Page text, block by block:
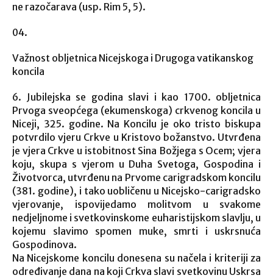
ne razočarava (usp. Rim 5, 5).
Važnost obljetnica Nicejskoga i Drugoga vatikanskog
koncila
6. Jubilejska se godina slavi i kao 1700. obljetnica
Prvoga sveopćega (ekumenskoga) crkvenog koncila u
Niceji, 325. godine. Na Koncilu je oko tristo biskupa
potvrdilo vjeru Crkve u Kristovo božanstvo. Utvrđena
je vjera Crkve u istobitnost Sina Božjega s Ocem; vjera
koju, skupa s vjerom u Duha Svetoga, Gospodina i
Životvorca, utvrđenu na Prvome carigradskom koncilu
(381. godine), i tako uobličenu u Nicejsko-carigradsko
vjerovanje, ispovijedamo molitvom u svakome
nedjeljnome i svetkovinskome euharistijskom slavlju, u
kojemu slavimo spomen muke, smrti i uskrsnuća
Gospodinova.
Na Nicejskome koncilu donesena su načela i kriteriji za
određivanje dana na koji Crkva slavi svetkovinu Uskrsa